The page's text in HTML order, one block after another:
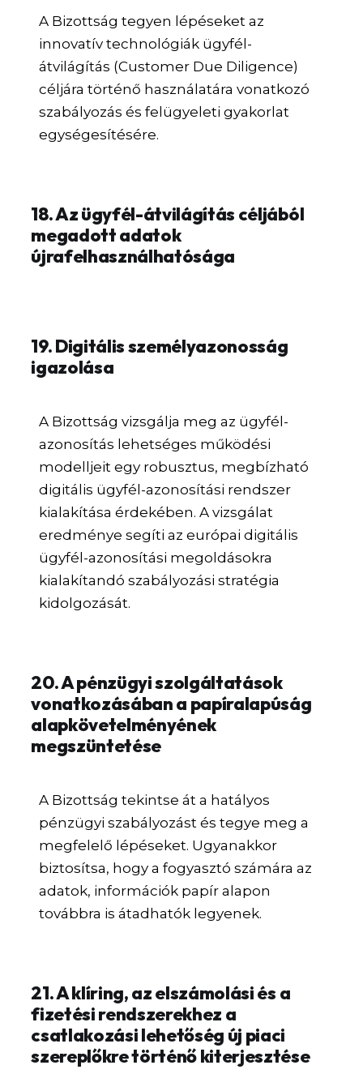
A Bizottság tegyen lépéseket az
innovatív technológiák ügyfél-
átvilágítás (Customer Due Diligence)
céljára történő használatára vonatkozó
szabályozás és felügyeleti gyakorlat
egységesítésére.
18. Az ügyfél-átvilágítás céljából
megadott adatok
újrafelhasználhatósága
19. Digitális személyazonosság
igazolása
A Bizottság vizsgálja meg az ügyfél-
azonosítás lehetséges működési
modelljeit egy robusztus, megbízható
digitális ügyfél-azonosítási rendszer
kialakítása érdekében. A vizsgálat
eredménye segíti az európai digitális
ügyfél-azonosítási megoldásokra
kialakítandó szabályozási stratégia
kidolgozását.
20. A pénzügyi szolgáltatások
vonatkozásában a papíralapúság
alapkövetelményének
megszüntetése
A Bizottság tekintse át a hatályos
pénzügyi szabályozást és tegye meg a
megfelelő lépéseket. Ugyanakkor
biztosítsa, hogy a fogyasztó számára az
adatok, információk papír alapon
továbbra is átadhatók legyenek.
21. A klíring, az elszámolási és a
fizetési rendszerekhez a
csatlakozási lehetőség új piaci
szereplőkre történő kiterjesztése